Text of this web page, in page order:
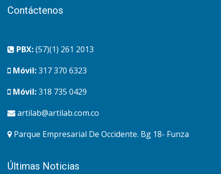
Contáctenos
PBX:(57)(1) 261 2013
Móvil:317 370 6323
Móvil:318 735 0429
artilab@artilab.com.co
Parque Empresarial De Occidente. Bg 18- Funza
Últimas Noticias